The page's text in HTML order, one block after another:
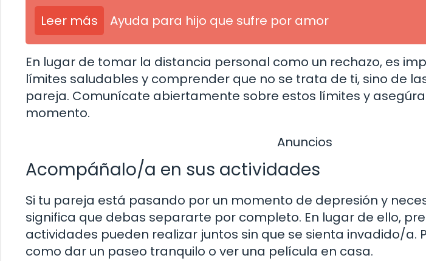
Leer más Ayuda para hijo que sufre por amor
En lugar de tomar la distancia personal como un rechazo, es
límites saludables y comprender que no se trata de ti, sino de
pareja. Comunícate abiertamente sobre estos límites y
momento.
Anuncios
Acompáñalo/a en sus actividades
Si tu pareja está pasando por un momento de depresión y
significa que debas separarte por completo. En lugar de ello,
actividades pueden realizar juntos sin que se sienta invadido/a.
como dar un paseo tranquilo o ver una película en casa.